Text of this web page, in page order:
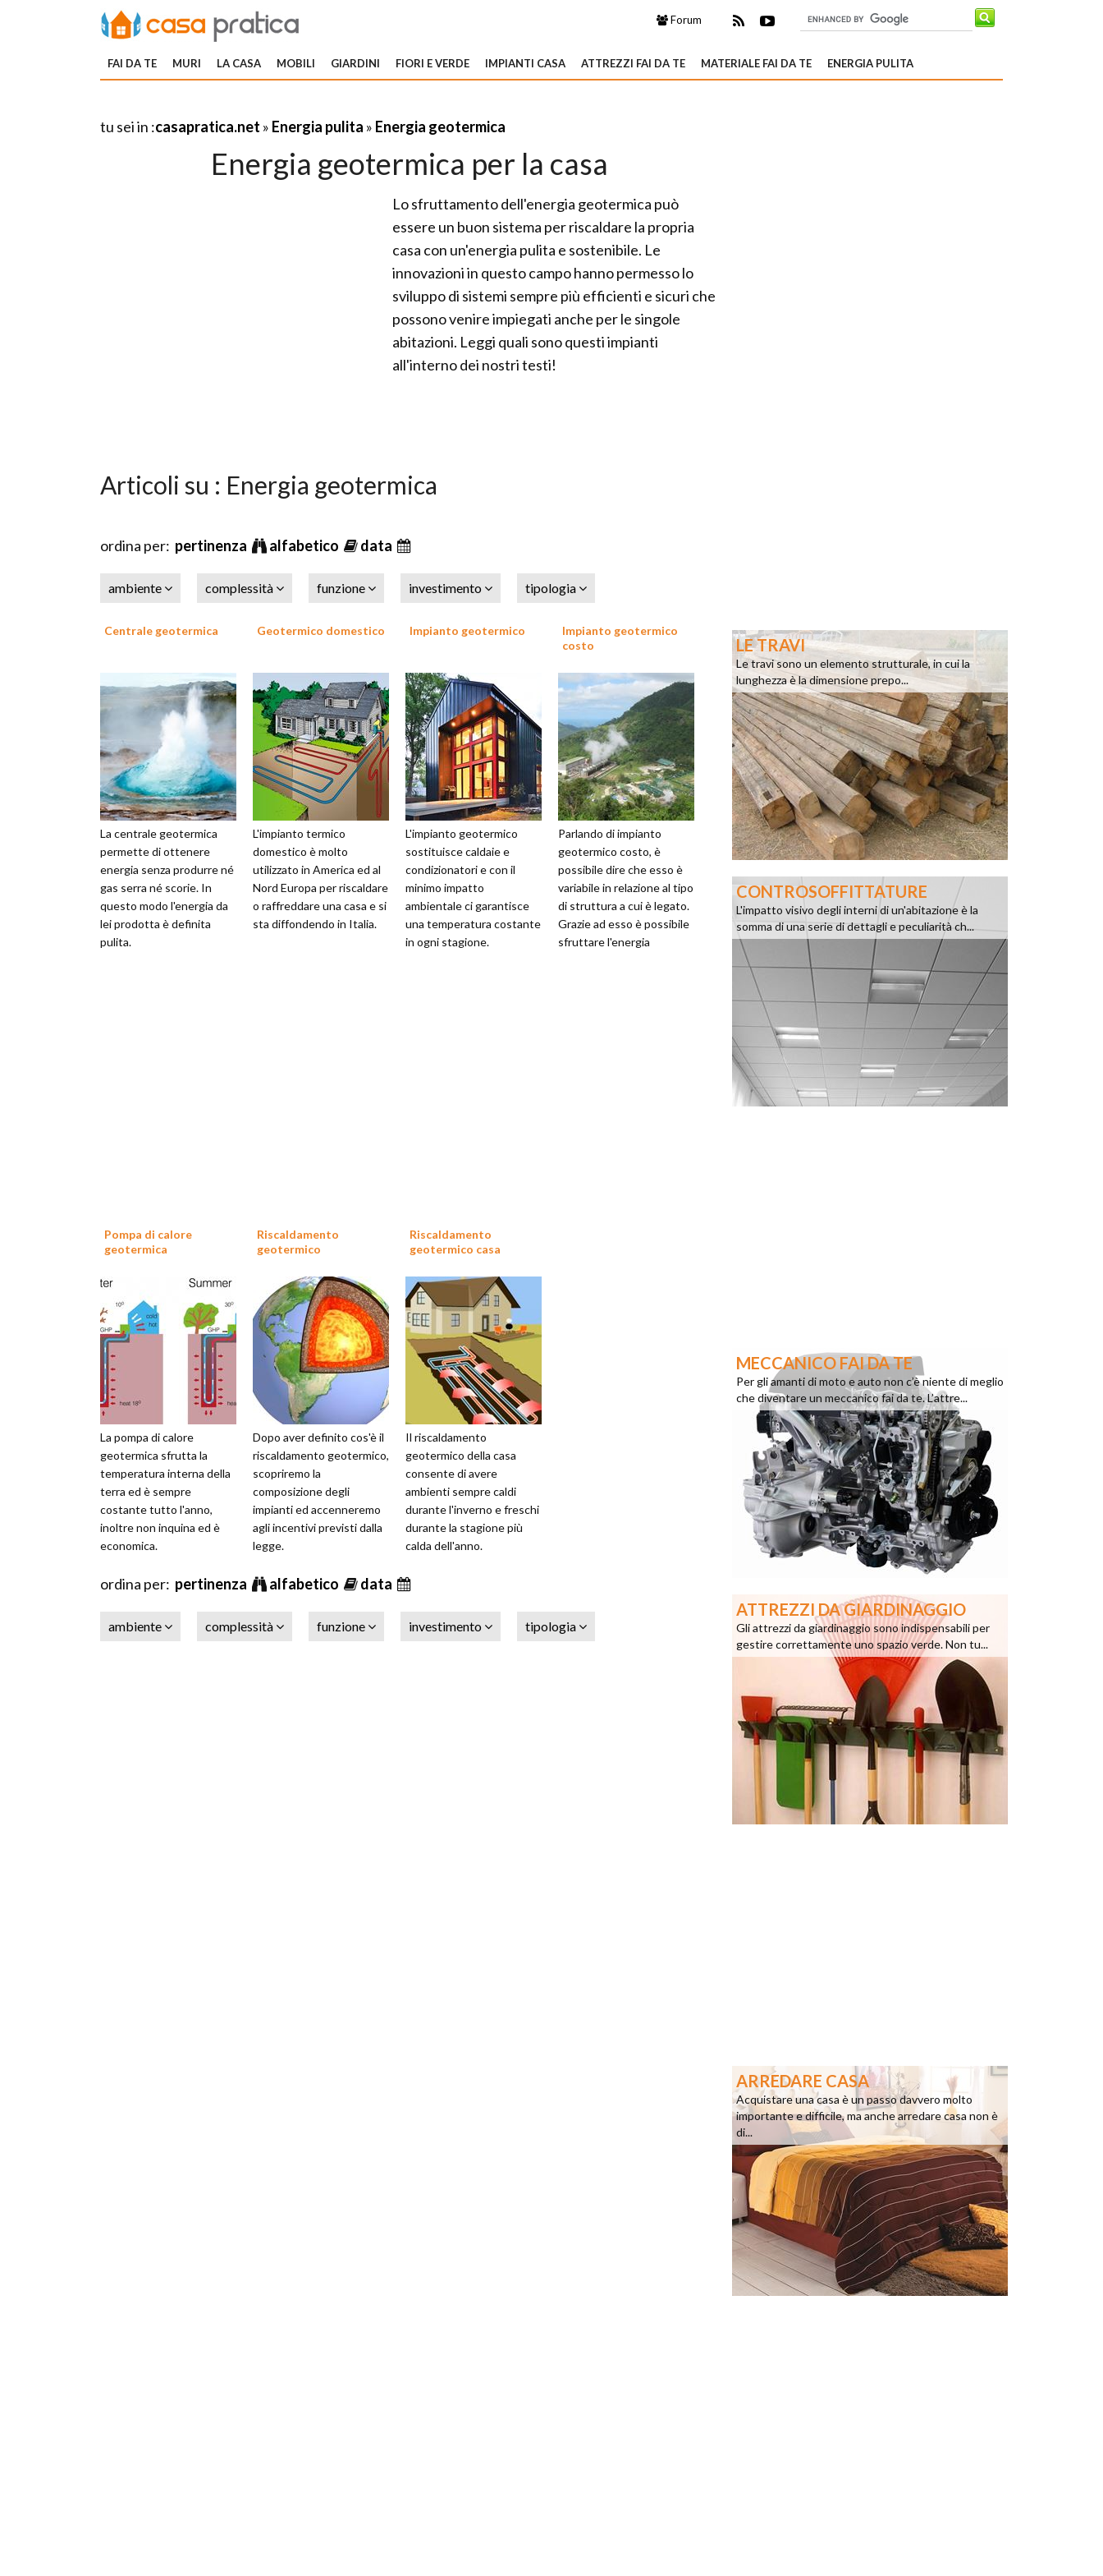
Forum
FAI DA TE MURI LA CASA MOBILI GIARDINI FIORI E VERDE IMPIANTI CASA ATTREZZI FAI DA TE MATERIALE FAI DA TE ENERGIA PULITA
tu sei in :casapratica.net » Energia pulita » Energia geotermica
Energia geotermica per la casa
Lo sfruttamento dell'energia geotermica può
essere un buon sistema per riscaldare la propria
casa con un'energia pulita e sostenibile. Le
innovazioni in questo campo hanno permesso lo
sviluppo di sistemi sempre più efficienti e sicuri che
possono venire impiegati anche per le singole
abitazioni. Leggi quali sono questi impianti
all'interno dei nostri testi!
Articoli su : Energia geotermica
ordina per: pertinenza alfabetico data
ambiente complessità funzione investimento tipologia
Centrale geotermica
La centrale geotermica
permette di ottenere
energia senza produrre né
gas serra né scorie. In
questo modo l'energia da
lei prodotta è definita
pulita.
Geotermico domestico
L'impianto termico
domestico è molto
utilizzato in America ed al
Nord Europa per riscaldare
o raffreddare una casa e si
sta diffondendo in Italia.
Impianto geotermico
L'impianto geotermico
sostituisce caldaie e
condizionatori e con il
minimo impatto
ambientale ci garantisce
una temperatura costante
in ogni stagione.
Impianto geotermico
costo
Parlando di impianto
geotermico costo, è
possibile dire che esso è
variabile in relazione al tipo
di struttura a cui è legato.
Grazie ad esso è possibile
sfruttare l'energia
Pompa di calore
geotermica
La pompa di calore
geotermica sfrutta la
temperatura interna della
terra ed è sempre
costante tutto l'anno,
inoltre non inquina ed è
economica.
Riscaldamento
geotermico
Dopo aver definito cos'è il
riscaldamento geotermico,
scopriremo la
composizione degli
impianti ed accenneremo
agli incentivi previsti dalla
legge.
Riscaldamento
geotermico casa
Il riscaldamento
geotermico della casa
consente di avere
ambienti sempre caldi
durante l'inverno e freschi
durante la stagione più
calda dell'anno.
ordina per: pertinenza alfabetico data
ambiente complessità funzione investimento tipologia
LE TRAVI
Le travi sono un elemento strutturale, in cui la
lunghezza è la dimensione prepo...
CONTROSOFFITTATURE
L'impatto visivo degli interni di un'abitazione è la
somma di una serie di dettagli e peculiarità ch...
MECCANICO FAI DA TE
Per gli amanti di moto e auto non c’è niente di meglio
che diventare un meccanico fai da te. L’attre...
ATTREZZI DA GIARDINAGGIO
Gli attrezzi da giardinaggio sono indispensabili per
gestire correttamente uno spazio verde. Non tu...
ARREDARE CASA
Acquistare una casa è un passo davvero molto
importante e difficile, ma anche arredare casa non è
di...